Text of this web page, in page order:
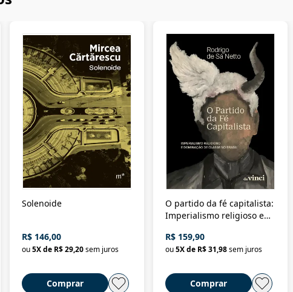
Solenoide
R$ 146,00
ou5X de R$ 29,20sem juros
Comprar
O partido da fé capitalista:
Imperialismo religioso e
Brasil
R$ 159,90
ou5X de R$ 31,98sem juros
Comprar